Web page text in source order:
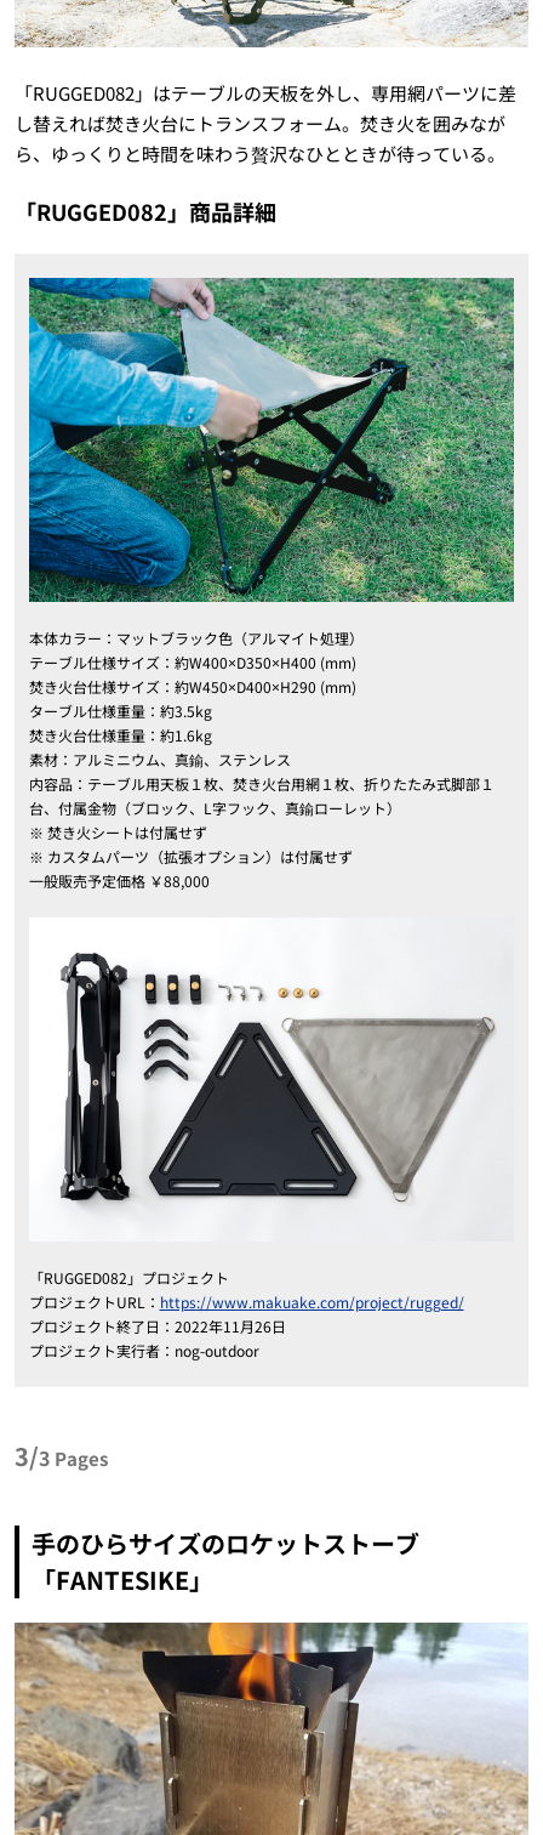
「RUGGED082」はテーブルの天板を外し、専用網パーツに差
し替えれば焚き火台にトランスフォーム。焚き火を囲みなが
ら、ゆっくりと時間を味わう贅沢なひとときが待っている。
「RUGGED082」商品詳細
本体カラー：マットブラック色（アルマイト処理）
テーブル仕様サイズ：約W400×D350×H400 (mm)
焚き火台仕様サイズ：約W450×D400×H290 (mm)
ターブル仕様重量：約3.5kg
焚き火台仕様重量：約1.6kg
素材：アルミニウム、真鍮、ステンレス
内容品：テーブル用天板１枚、焚き火台用網１枚、折りたたみ式脚部１
台、付属金物（ブロック、L字フック、真鍮ローレット）
※ 焚き火シートは付属せず
※ カスタムパーツ（拡張オプション）は付属せず
一般販売予定価格 ￥88,000
「RUGGED082」プロジェクト
プロジェクトURL： https://www.makuake.com/project/rugged/
プロジェクト終了日：2022年11月26日
プロジェクト実行者：nog-outdoor
3/3 Pages
手のひらサイズのロケットストーブ
「FANTESIKE」